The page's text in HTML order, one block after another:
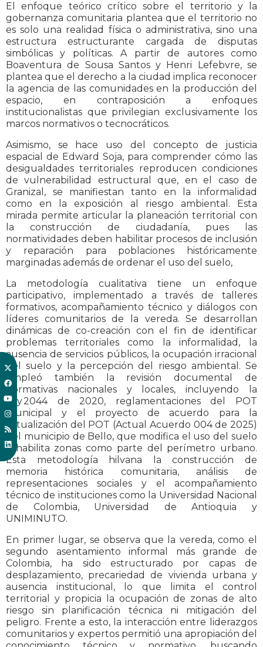
El enfoque teórico crítico sobre el territorio y la
gobernanza comunitaria plantea que el territorio no
es solo una realidad física o administrativa, sino una
estructura estructurante cargada de disputas
simbólicas y políticas. A partir de autores como
Boaventura de Sousa Santos y Henri Lefebvre, se
plantea que el derecho a la ciudad implica reconocer
la agencia de las comunidades en la producción del
espacio, en contraposición a enfoques
institucionalistas que privilegian exclusivamente los
marcos normativos o tecnocráticos.
Asimismo, se hace uso del concepto de justicia
espacial de Edward Soja, para comprender cómo las
desigualdades territoriales reproducen condiciones
de vulnerabilidad estructural que, en el caso de
Granizal, se manifiestan tanto en la informalidad
como en la exposición al riesgo ambiental. Esta
mirada permite articular la planeación territorial con
la construcción de ciudadanía, pues las
normatividades deben habilitar procesos de inclusión
y reparación para poblaciones históricamente
marginadas además de ordenar el uso del suelo,
La metodología cualitativa tiene un enfoque
participativo, implementado a través de talleres
formativos, acompañamiento técnico y diálogos con
líderes comunitarios de la vereda. Se desarrollan
dinámicas de co-creación con el fin de identificar
problemas territoriales como la informalidad, la
ausencia de servicios públicos, la ocupación irracional
del suelo y la percepción del riesgo ambiental. Se
empleó también la revisión documental de
normativas nacionales y locales, incluyendo la
Ley 2044 de 2020, reglamentaciones del POT
municipal y el proyecto de acuerdo para la
actualización del POT (Actual Acuerdo 004 de 2025)
del municipio de Bello, que modifica el uso del suelo
y habilita zonas como parte del perímetro urbano.
Esta metodología hilvana la construcción de
memoria histórica comunitaria, análisis de
representaciones sociales y el acompañamiento
técnico de instituciones como la Universidad Nacional
de Colombia, Universidad de Antioquia y
UNIMINUTO.
En primer lugar, se observa que la vereda, como el
segundo asentamiento informal más grande de
Colombia, ha sido estructurado por capas de
desplazamiento, precariedad de vivienda urbana y
ausencia institucional, lo que limita el control
territorial y propicia la ocupación de zonas de alto
riesgo sin planificación técnica ni mitigación del
peligro. Frente a esto, la interacción entre liderazgos
comunitarios y expertos permitió una apropiación del